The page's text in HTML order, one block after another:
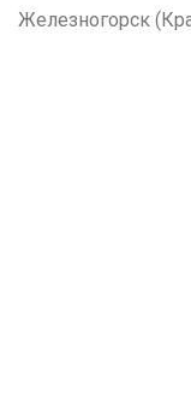
Железногорск